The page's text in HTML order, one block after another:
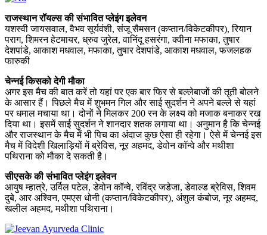
राजस्थान रॉयल्स की संभावित प्लेइंग इलेवन
यशस्वी जायसवाल, वैभव सूर्यवंशी, संजू सैमसन (कप्तान/विकेटकीपर), रियान
पराग, शिमरन हेटमायर, ध्रुव जुरेल, वानिंदू हसरंगा, क्वीना मफाका, तुषार
देशपांडे, आकाश मधवाल, मफाका, तुषार देशपांडे, आकाश मधवाल, फजलहक
फारुकी
चेन्नई किसको देगी मौका
अगर इस मैच की बात करें तो यहां पर एक बार फिर से बल्लेबाजों की तूती बोलने
के आसार हैं। पिछले मैच में शुभमन गिल और साई सुदर्शन ने अपने बल्ले से यहां
पर धमाल मचाया था। दोनों ने मिलकर 200 रन के लक्ष्य को मजाक बनाकर रख
दिया था। इसमें साई सुदर्शन ने शानदार शतक लगाया था। अनुमान है कि चेन्नई
और राजस्थान के मैच में भी पिच का अंदाज कुछ ऐसा ही रहेगा। ऐसे में चेन्नई इस
मैच में विदेशी खिलाड़ियों में ब्रेविस, नूर अहमद, डेवोन कॉन्वे और मथीशा
पथिराना को मौका दे सकती है।
सीएसके की संभावित प्लेइंग इलेवन
आयुष म्हात्रे, उर्विल पटेल, डेवोन कॉन्वे, रविंद्र जडेजा, डेवाल्ड ब्रेविस, शिवम
दुबे, आर अश्विन, एमएस धोनी (कप्तान/विकेटकीपर), अंशुल कंबोज, नूर अहमद,
खलील अहमद, मथीशा पथिराना।